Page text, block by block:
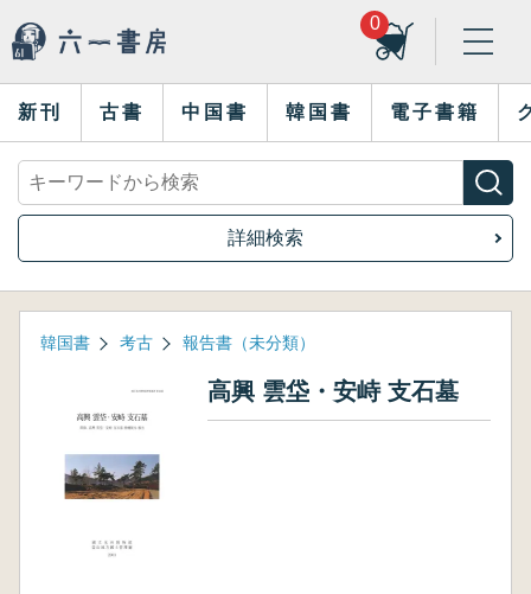
0
新刊 古書 中国書 韓国書 電子書籍
詳細検索
韓国書 考古 報告書（未分類）
高興 雲垈・安峙 支石墓